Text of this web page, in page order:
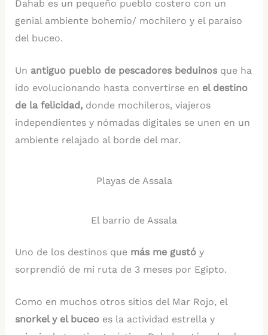
Dahab es un pequeño pueblo costero con un
genial ambiente bohemio/ mochilero y el paraíso
del buceo.
Un antiguo pueblo de pescadores beduinosque ha
ido evolucionando hasta convertirse en el destino
de la felicidad,donde mochileros, viajeros
independientes y nómadas digitales se unen en un
ambiente relajado al borde del mar.
Playas de Assala
El barrio de Assala
Uno de los destinos que más me gustó y
sorprendió de mi ruta de 3 meses por Egipto.
Como en muchos otros sitios del Mar Rojo, el
snorkel y el buceoes la actividad estrella y